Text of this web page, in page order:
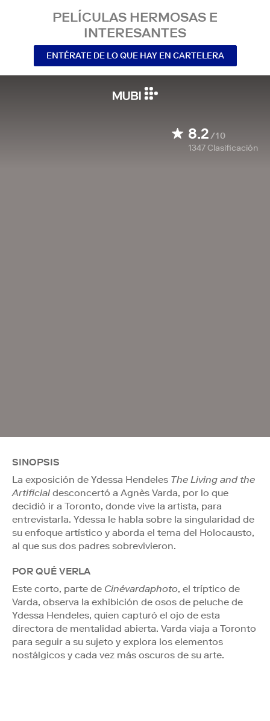
PELÍCULAS HERMOSAS E
INTERESANTES
ENTÉRATE DE LO QUE HAY EN CARTELERA
8.2/10
1347Clasificación
SINOPSIS
La exposición de Ydessa Hendeles The Living and the
Artificial desconcertó a Agnès Varda, por lo que
decidió ir a Toronto, donde vive la artista, para
entrevistarla. Ydessa le habla sobre la singularidad de
su enfoque artístico y aborda el tema del Holocausto,
al que sus dos padres sobrevivieron.
POR QUÉ VERLA
Este corto, parte de Cinévardaphoto, el tríptico de
Varda, observa la exhibición de osos de peluche de
Ydessa Hendeles, quien capturó el ojo de esta
directora de mentalidad abierta. Varda viaja a Toronto
para seguir a su sujeto y explora los elementos
nostálgicos y cada vez más oscuros de su arte.